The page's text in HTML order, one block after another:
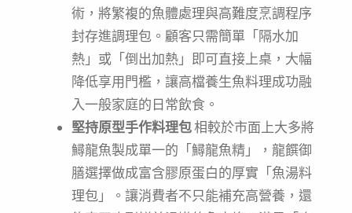
術，將繁複的魚體處理與高難度烹調程序
封存進調理包。顧客只需簡單「隔水加
熱」或「倒出加熱」即可直接上桌，大幅
降低享用門檻，讓高檔養生魚料理成功融
入一般家庭的日常飲食。
堅持原型手作料理包相較於市面上大多將
鱘龍魚製成單一的「鱘龍魚精」，龍饌御
膳選擇做成富含膠原蛋白的厚實「魚湯料
理包」。讓消費者不只能補充高營養，還